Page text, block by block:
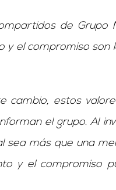
de
y el compromiso son
cambio, estos
el grupo. Al
sea más que una
y el compromiso